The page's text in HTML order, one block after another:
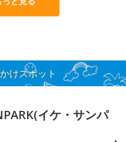
けスポット
イケ・サンパ